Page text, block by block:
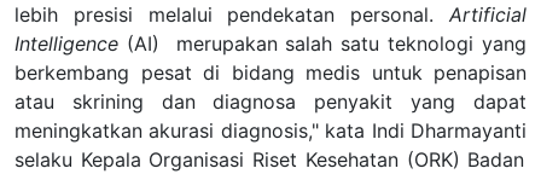
lebih presisi melalui pendekatan personal. Artificial
Intelligence (AI) merupakan salah satu teknologi yang
berkembang pesat di bidang medis untuk penapisan
atau skrining dan diagnosa penyakit yang dapat
meningkatkan akurasi diagnosis," kata Indi Dharmayanti
selaku Kepala Organisasi Riset Kesehatan (ORK) Badan